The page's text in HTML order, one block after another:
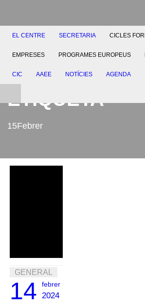
EL CENTRE SECRETARIA CICLES
EMPRESES PROGRAMES EUROPEUS
CIC AAEE NOTÍCIES AGENDA
ETIQUETA
15Febrer
GENERAL
14 febrer
2024